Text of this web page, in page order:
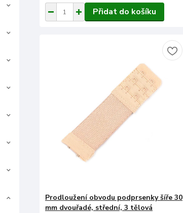
Přidat do košíku
Prodloužení obvodu podprsenky šíře 30
mm dvouřadé, střední, 3 tělová